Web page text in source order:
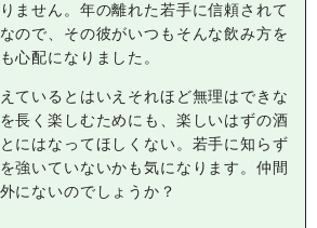
ません。年の離れた若手に信頼されて
ので、その彼がいつもそんな飲み方を
心配になりました。
ているとはいえそれほど無理はできな
長く楽しむためにも、楽しいはずの酒
にはなってほしくない。若手に知らず
強いていないかも気になります。仲間
にないのでしょうか？